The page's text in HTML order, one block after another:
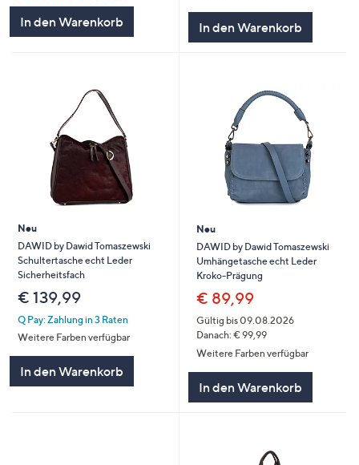
In den Warenkorb In den Warenkorb
Neu
DAWID by Dawid Tomaszewski
Schultertasche echt Leder
Sicherheitsfach
€ 139,99
Q Pay: Zahlung in 3 Raten
Weitere Farben verfügbar
In den Warenkorb
Neu
DAWID by Dawid Tomaszewski
Umhängetasche echt Leder
Kroko-Prägung
€ 89,99
Gültig bis 09.08.2026
Danach: € 99,99
Weitere Farben verfügbar
In den Warenkorb